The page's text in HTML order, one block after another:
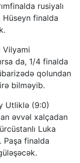
rusiyalı
Hüseyn finalda
Vilyami
da, 1/4 finalda
qolundan
bilməyib.
Utliklə (9:0)
əvvəl xalçadan
Luka
Paşa finalda